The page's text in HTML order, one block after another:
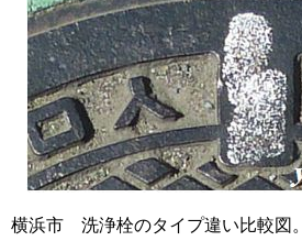
横浜市 洗浄栓のタイプ違い比較図。